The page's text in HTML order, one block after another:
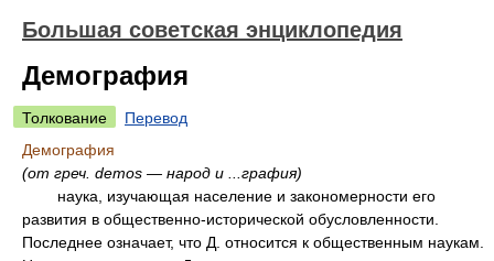
Большая советская энциклопедия
Демография
Толкование
Перевод
Демография
(от греч. demos — народ и ...графия)
наука, изучающая население и закономерности его
развития в общественно-исторической обусловленности.
Последнее означает, что Д. относится к общественным наукам.